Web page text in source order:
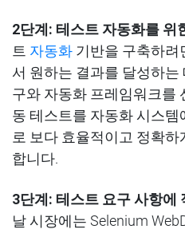
2단계 : 테스트 자동화를 위
트 자동화 기반을 구축하려
서 원하는 결과를 달성하는
구와 자동화 프레임워크를
동 테스트를 자동화 시스템
로 보다 효율적이고 정확
합니다.
3단계 : 테스트 요구 사항에
날 시장에는 Selenium